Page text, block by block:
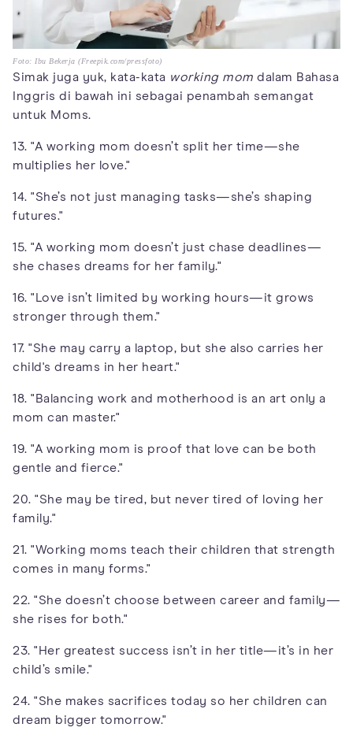
Foto: Ibu Bekerja (Freepik.com/pressfoto)
Simak juga yuk, kata-kata working mom dalam Bahasa
Inggris di bawah ini sebagai penambah semangat
untuk Moms.
13. "A working mom doesn’t split her time—she
multiplies her love."
14. "She’s not just managing tasks—she’s shaping
futures."
15. "A working mom doesn’t just chase deadlines—
she chases dreams for her family."
16. "Love isn’t limited by working hours—it grows
stronger through them."
17. "She may carry a laptop, but she also carries her
child's dreams in her heart."
18. "Balancing work and motherhood is an art only a
mom can master."
19. "A working mom is proof that love can be both
gentle and fierce."
20. "She may be tired, but never tired of loving her
family."
21. "Working moms teach their children that strength
comes in many forms."
22. "She doesn’t choose between career and family—
she rises for both."
23. "Her greatest success isn’t in her title—it’s in her
child’s smile."
24. "She makes sacrifices today so her children can
dream bigger tomorrow."